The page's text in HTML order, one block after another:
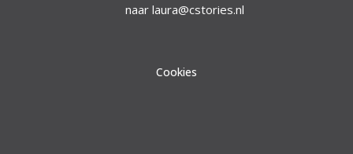
naar laura@cstories.nl
Cookies